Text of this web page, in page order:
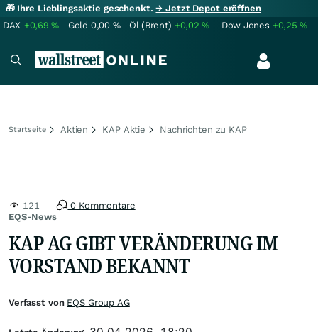
🎁 Ihre Lieblingsaktie geschenkt.→ Jetzt Depot eröffnen
DAX +0,69% Gold 0,00 % Öl (Brent) +0,02% Dow Jones +0,25%
Startseite Aktien KAP Aktie Nachrichten zu KAP
EQS-News
121 0 Kommentare
KAP AG GIBT VERÄNDERUNG IM
VORSTAND BEKANNT
Verfasst von EQS Group AG